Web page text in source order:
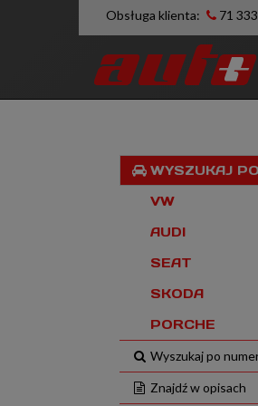
Obsługa klienta: 71
WYSZUKAJ
VW
AUDI
SEAT
SKODA
PORCHE
Wyszukaj po
Znajdź w opisach